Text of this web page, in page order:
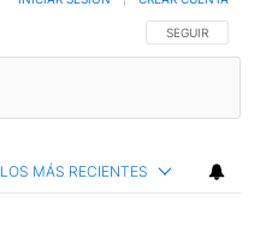
SIGA ESTA
SEGUIR
LOS MÁS RECIENTES